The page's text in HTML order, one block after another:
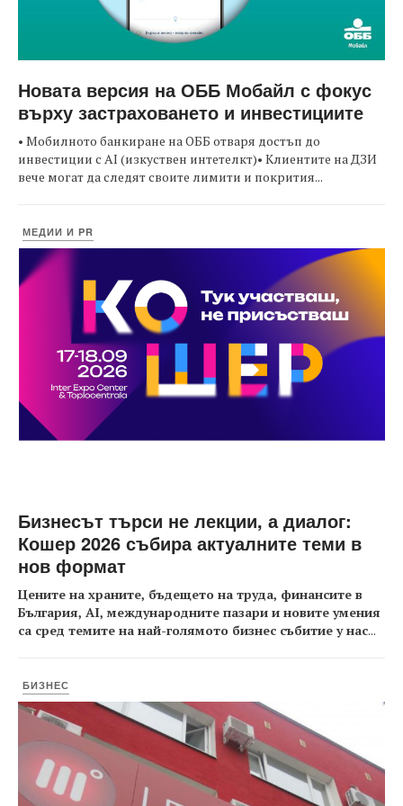
Новата версия на ОББ Мобайл с фокус
върху застраховането и инвестициите
• Мобилното банкиране на ОББ отваря достъп до
инвестиции с AI (изкуствен интетелкт)• Клиентите на ДЗИ
вече могат да следят своите лимити и покрития...
МЕДИИ И PR
Бизнесът търси не лекции, а диалог:
Кошер 2026 събира актуалните теми в
нов формат
Цените на храните, бъдещето на труда, финансите в
България, AI, международните пазари и новите умения
са сред темите на най-голямото бизнес събитие у нас...
БИЗНЕС